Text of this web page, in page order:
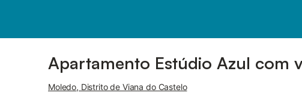
Apartamento Estúdio Azul com
Moledo, Distrito de Viana do Castelo